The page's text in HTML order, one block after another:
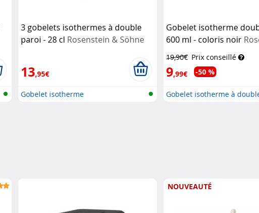
3 gobelets isothermes à double
paroi - 28 cl Rosenstein & Söhne
13,95€
Gobelet isotherme
Gobelet isotherme
600 ml - coloris noir
19,90€ Prix conseillé
9,99€ -50 %
Gobelet isotherme à
NOUVEAUTÉ